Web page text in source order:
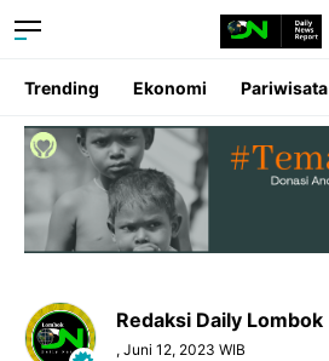
Trending Ekonomi Pariwisata
Redaksi Daily Lombok
, Juni 12, 2023 WIB